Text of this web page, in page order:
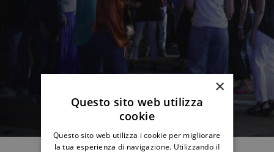
×
Questo sito web utilizza
cookie
Questo sito web utilizza i cookie per migliorare
la tua esperienza di navigazione. Utilizzando il